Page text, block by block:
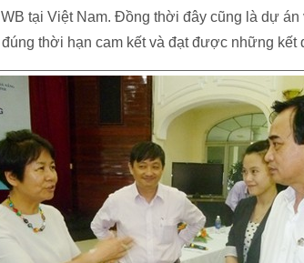
tại Việt Nam. Đồng thời đây cũng là dự
thời hạn cam kết và đạt được những kết